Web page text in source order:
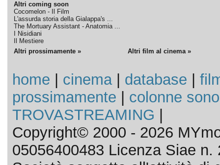
Altri coming soon
Cocomelon - Il Film
L'assurda storia della Gialappa's ...
The Mortuary Assistant - Anatomia ...
I Nisidiani
Il Mestiere
Altri prossimamente » Altri film al cinema »
home cinema| database
prossimamente
colonne
TROVASTREAMING
Copyright© 2000 - 2026
05056400483 Licenza Siae n.